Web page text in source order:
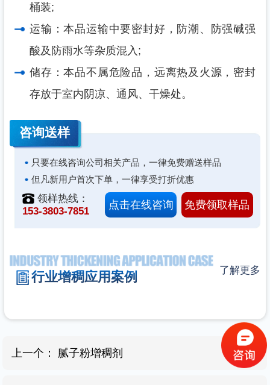
桶装;
运输：本品运输中要密封好，防潮、防强碱强
酸及防雨水等杂质混入;
储存：本品不属危险品，远离热及火源，密封
存放于室内阴凉、通风、干燥处。
咨询送样
只要在线咨询公司相关产品，一律免费赠送样品
但凡新用户首次下单，一律享受打折优惠
点击在线咨询 免费领取样品
领样热线：
153-3803-7851
行业增稠应用案例 了解更多
上一个： 腻子粉增稠剂